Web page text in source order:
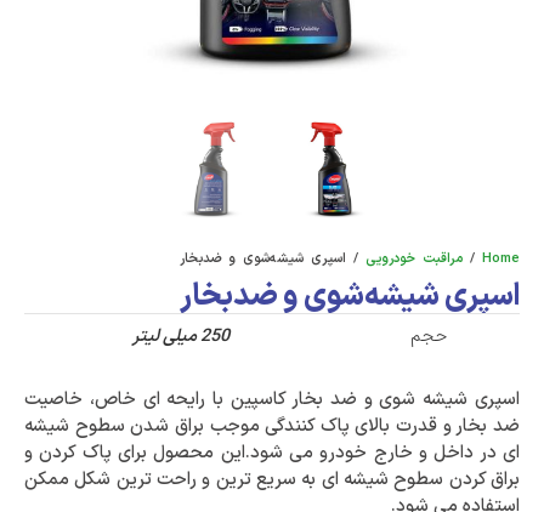
Home
/ مراقبت خودرویی / اسپری شیشه‌شوی و ضدبخار
اسپری شیشه‌شوی و ضدبخار
حجم 250 میلی لیتر
اسپری شیشه شوی و ضد بخار کاسپین با رایحه ای خاص، خاصیت
ضد بخار و قدرت بالای پاک کنندگی موجب براق شدن سطوح شیشه
ای در داخل و خارج خودرو می شود.این محصولبرای پاک کردن و
براق کردن سطوح شیشه ای به سریع ترین و راحت ترین شکل ممکن